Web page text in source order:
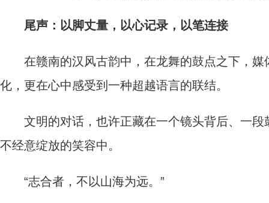
尾声：以脚丈量，以心记录，以笔连接
在赣南的汉风古韵中，在龙舞的鼓点之下，媒
化，更在心中感受到一种超越语言的联结。
文明的对话，也许正藏在一个镜头背后、一段
不经意绽放的笑容中。
“志合者，不以山海为远。”